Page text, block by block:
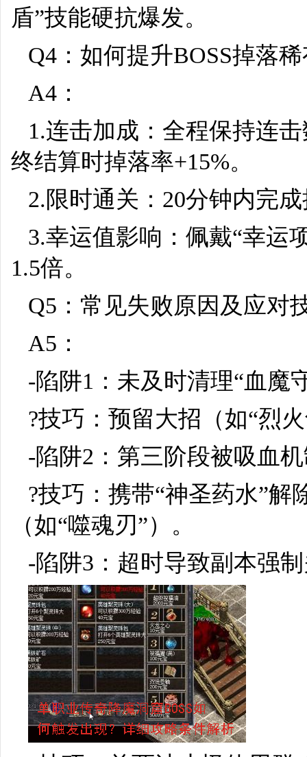
盾”技能硬抗爆发。
Q4：如何提升BOSS掉落
A4：
1.连击加成：全程保持连
终结算时掉落率+15%。
2.限时通关：20分钟内完
3.幸运值影响：佩戴“幸运
1.5倍。
Q5：常见失败原因及应对
A5：
-陷阱1：未及时清理“血魔
?技巧：预留大招（如“烈
-陷阱2：第三阶段被吸血
?技巧：携带“神圣药水”
（如“噬魂刃”）。
-陷阱3：超时导致副本强